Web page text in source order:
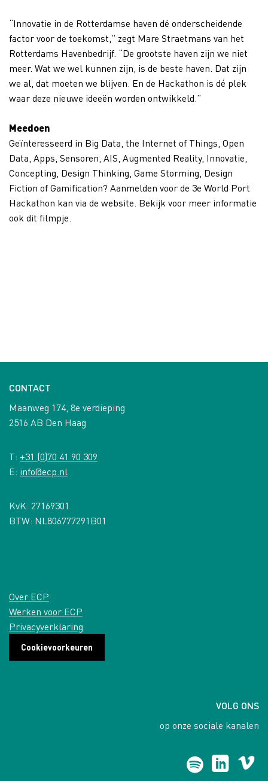
“Innovatie in de Rotterdamse haven dé onderscheidende
factor voor de toekomst,” zegt Mare Straetmans van het
Rotterdams Havenbedrijf. “De grootste haven zijn we niet
meer. Wat we wel kunnen zijn, is de beste haven. Dat zijn
we al, dat moeten we blijven. En de Hackathon is dé plek
waar deze nieuwe ideeën worden ontwikkeld.”
Meedoen
Geïnteresseerd in Big Data, the Internet of Things, Open
Data, Apps, Sensoren, AIS, Augmented Reality, Innovatie,
Concepting, Design Thinking, Game Storming, Design
Fiction of Gamification? Aanmelden voor de 3e World Port
Hackathon kan via de website. Bekijk voor meer informatie
ook dit filmpje.
CONTACT
Maanweg 174, 8e verdieping
2516 AB Den Haag
T: +31 (0)70 41 90 309
E: info@ecp.nl
KvK: 27169301
BTW: NL806777291B01
Over ECP
Werken voor ECP
Privacyverklaring
Cookievoorkeuren
VOLG ONS
op onze sociale kanalen